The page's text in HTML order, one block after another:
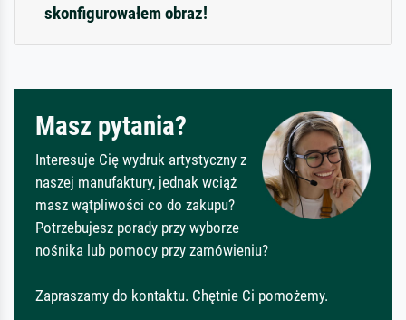
skonfigurowałem obraz!
Masz pytania?
Interesuje Cię wydruk artystyczny z
naszej manufaktury, jednak wciąż
masz wątpliwości co do zakupu?
Potrzebujesz porady przy wyborze
nośnika lub pomocy przy zamówieniu?
Zapraszamy do kontaktu. Chętnie Ci pomożemy.